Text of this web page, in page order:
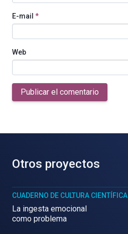
E-mail *
Web
Publicar el comentario
Otros proyectos
CUADERNO DE CULTURA CIENTÍFICA
La ingesta emocional
como problema